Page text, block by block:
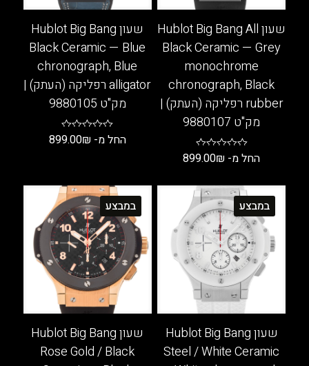
שעון Hublot Big Bang All
Black Ceramic — Grey
monochrome
chronograph, Black
rubber רפליקה (העתק) |
מק"ט 9880107
החל מ- 899.00₪
זה
יש
מספר
סוגים.
ניתן
לבחור
את
האפשרויות
בעמוד
המוצר
שעון Hublot Big Bang
Black Ceramic — Blue
chronograph, Blue
alligator רפליקה (העתק) |
מק"ט 9880105
החל מ- 899.00₪
יש
מספר
סוגים.
ניתן
לבחור
את
האפשרויות
בעמוד
המוצר
במבצע
שעון Hublot Big Bang
Steel / White Ceramic
במבצע
שעון Hublot Big Bang
Rose Gold / Black